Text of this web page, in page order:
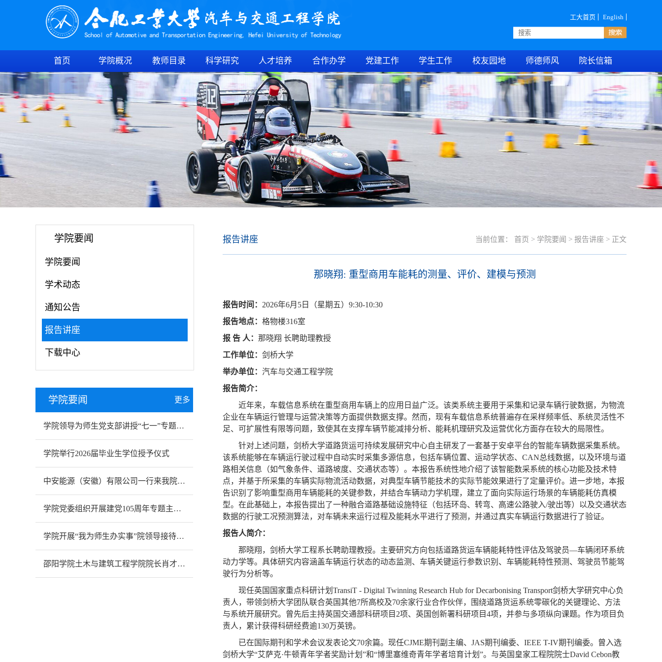
工大首页 English
首页 学院概况 教师目录 科学研究 人才培养 合作办学 党建工作 学生工作 校友园地 师德师风 院长信箱
学院要闻
学院要闻
学术动态
通知公告
报告讲座
下载中心
学院要闻 更多
学院领导为师生党支部讲授“七一”专题党课
学院举行2026届毕业生学位授予仪式
中安能源（安徽）有限公司一行来我院开展合作交流
学院党委组织开展建党105周年专题主题党日活动
学院开展“我为师生办实事”院领导接待日活动
‌邵阳学院土木与建筑工程学院院长肖才远一行来我院交流智慧交通专业建设
报告讲座 当前位置： 首页 > 学院要闻 > 报告讲座 > 正文
那晓翔: 重型商用车能耗的测量、评价、建模与预测
报告时间： 2026年6月 5 日（星期五） 9:30-10:30
报告地点： 格物楼316室
报 告 人： 那晓翔 长聘助理教授
工作单位： 剑桥大学
举办单位： 汽车与交通工程学院
报告简介：
近年来，车载信息系统在重型商用车辆上的应用日益广泛。该类系统主要用于采集和记录车辆行驶数据，为物流
企业在车辆运行管理与运营决策等方面提供数据支撑。然而，现有车载信息系统普遍存在采样频率低、系统灵活性不
足、可扩展性有限等问题，致使其在支撑车辆节能减排分析、能耗机理研究及运营优化方面存在较大的局限性。
针对上述问题，剑桥大学道路货运可持续发展研究中心自主研发了一套基于安卓平台的智能车辆数据采集系统。
该系统能够在车辆运行驶过程中自动实时采集多源信息，包括车辆位置、运动学状态、 CAN总线数据，以及环境与道
路相关信息（如气象条件、道路坡度、交通状态等）。本报告系统性地介绍了该智能数采系统的核心功能及技术特
点，并基于所采集的车辆实际物流活动数据，对典型车辆节能技术的实际节能效果进行了定量评价。进一步地，本报
告识别了影响重型商用车辆能耗的关键参数，并结合车辆动力学机理，建立了面向实际运行场景的车辆能耗仿真模
型。在此基础上，本报告提出了一种融合道路基础设施特征（包括环岛、转弯、高速公路驶入/驶出等）以及交通状态
数据的行驶工况预测算法，对车辆未来运行过程及能耗水平进行了预测，并通过真实车辆运行数据进行了验证。
报告人简介：
那晓翔，剑桥大学工程系长聘助理教授。主要研究方向包括道路货运车辆能耗特性评估及驾驶员—车辆闭环系统
动力学等。具体研究内容涵盖车辆运行状态的动态监测、车辆关键运行参数识别、车辆能耗特性预测、驾驶员节能驾
驶行为分析等。
现任英国国家重点科研计划 TransiT - Digital Twinning Research Hub for Decarbonising Transport剑桥大学研究中心负
责人，带领剑桥大学团队联合英国其他7所高校及70余家行业合作伙伴，围绕道路货运系统零碳化的关键理论、方法
与系统开展研究。曾先后主持英国交通部科研项目 2项、英国创新署科研项目4项，并参与多项纵向课题。作为项目负
责人，累计获得科研经费逾130万英镑。
已在国际期刊和学术会议发表论文70余篇。现任CJME期刊副主编、 JAS期刊编委、 IEEE T-IV期刊编委。曾入选
剑桥大学“艾萨克·牛顿青年学者奖励计划”和“博里塞维奇青年学者培育计划”。与英国皇家工程院院士David Cebon教